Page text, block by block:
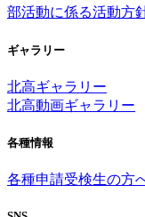
部活動に係る活動方
ギャラリー
北高ギャラリー
北高動画ギャラリー
各種情報
各種申請受検生の方